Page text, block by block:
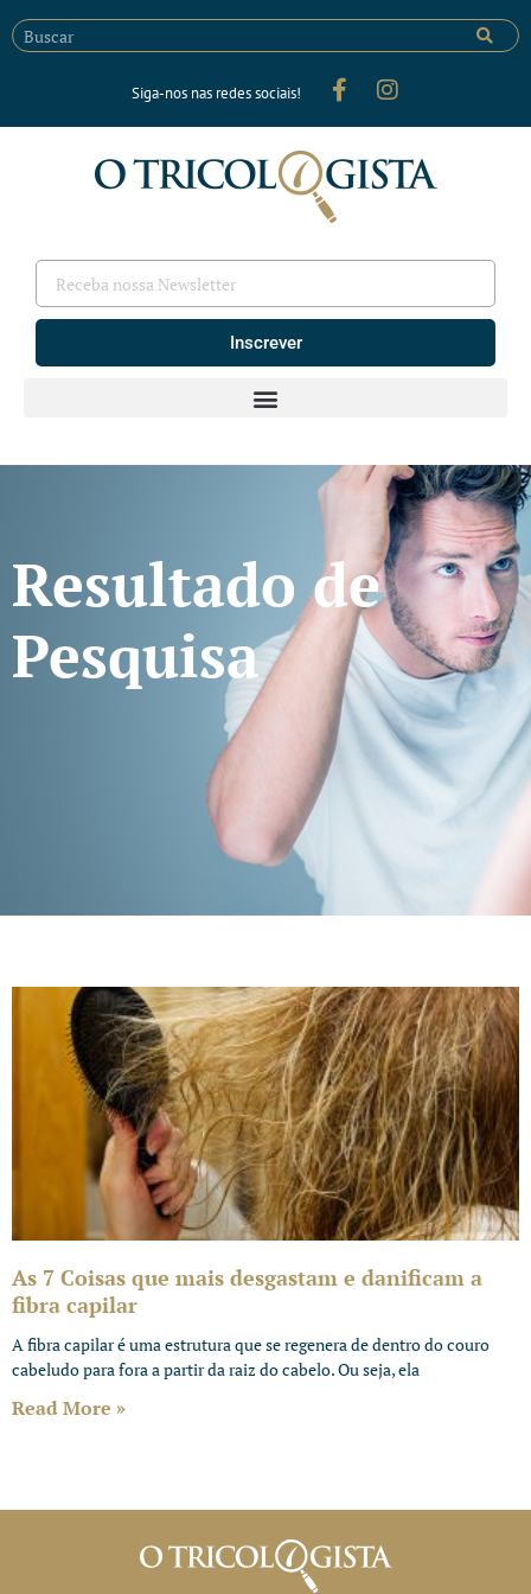
Siga-nos nas redes sociais!
Inscrever
Resultado de
Pesquisa
As 7 Coisas que mais desgastam e danificam a
fibra capilar
A fibra capilar é uma estrutura que se regenera de dentro do couro
cabeludo para fora a partir da raiz do cabelo. Ou seja, ela
Read More »